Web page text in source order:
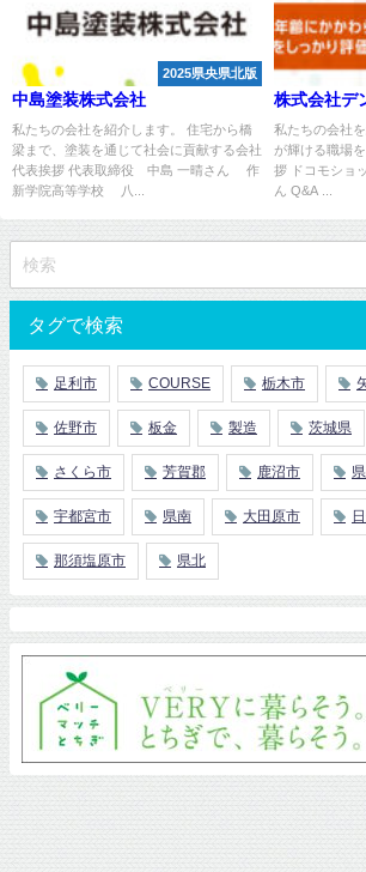
2025県央県北版
中島塗装株式会社
私たちの会社を紹介します。 住宅から橋
梁まで、塗装を通じて社会に貢献する会社
代表挨拶 代表取締役 中島 一晴さん 作
新学院高等学校 八...
株式会社デ
私たちの会社
が輝ける職場
拶 ドコモショ
ん Q&A ...
タグで検索
足利市 COURSE 栃木市
佐野市 板金 製造 茨城県
さくら市 芳賀郡 鹿沼市
宇都宮市 県南 大田原市
那須塩原市 県北